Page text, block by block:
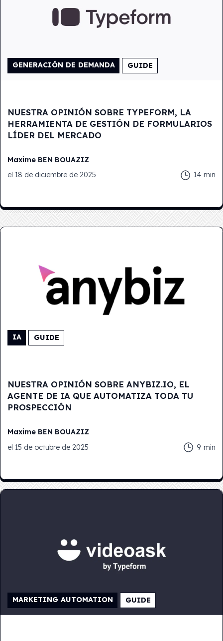
GENERACIÓN DE DEMANDA GUIDE
NUESTRA OPINIÓN SOBRE TYPEFORM, LA
HERRAMIENTA DE GESTIÓN DE FORMULARIOS
LÍDER DEL MERCADO
Maxime BEN BOUAZIZ
el 18 de diciembre de 2025 14 min
IA GUIDE
NUESTRA OPINIÓN SOBRE ANYBIZ.IO, EL
AGENTE DE IA QUE AUTOMATIZA TODA TU
PROSPECCIÓN
Maxime BEN BOUAZIZ
el 15 de octubre de 2025 9 min
MARKETING AUTOMATION GUIDE